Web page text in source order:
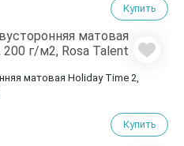
Купить
матовая Holiday Time 2,
Купить